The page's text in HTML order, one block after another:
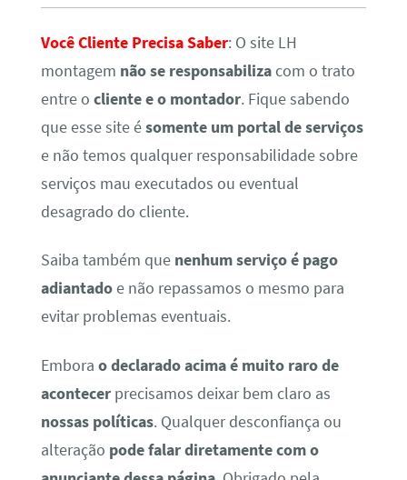
Você Cliente Precisa Saber: O site LH
montagem não se responsabilizacom o trato
entre o cliente e o montador. Fique sabendo
que esse site ésomente um portal de serviços
e não temos qualquer responsabilidade sobre
serviços mau executados ou eventual
desagrado do cliente.
Saiba também que nenhum serviço é pago
adiantadoe não repassamos o mesmo para
evitar problemas eventuais.
Embora o declarado acima é muito raro de
acontecerprecisamos deixar bem claro as
nossas políticas. Qualquer desconfiança ou
alteração pode falar diretamente com o